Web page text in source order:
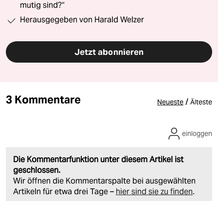
mutig sind?“
Herausgegeben von Harald Welzer
Jetzt abonnieren
3 Kommentare Neueste / Älteste
Die Kommentarfunktion unter diesem Artikel ist
geschlossen.
Wir öffnen die Kommentarspalte bei ausgewählten
Artikeln für etwa drei Tage – hier sind sie zu finden.
einloggen